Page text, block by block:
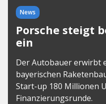
News
Porsche steigt
ein
Der Autobauer erwirbt
bayerischen
Start-up 180 Millionen
Finanzierungsrunde.